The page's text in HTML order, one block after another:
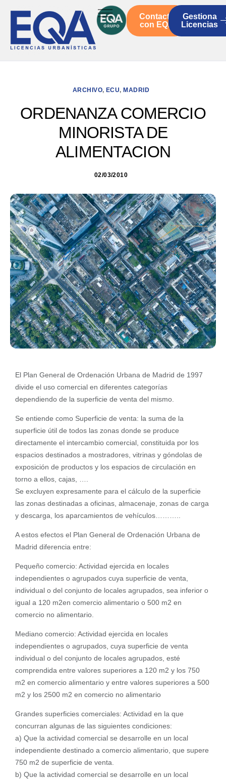
Inicio
Servicios
Quienes somos
Contacto
con EQA
Gestiona
Licencias
ARCHIVO, ECU, MADRID
ORDENANZA COMERCIO
MINORISTA DE
ALIMENTACION
02/03/2010
El Plan General de Ordenación Urbana de Madrid de 1997
divide el uso comercial en diferentes categorías
dependiendo de la superficie de venta del mismo.
Se entiende como Superficie de venta: la suma de la
superficie útil de todos las zonas donde se produce
directamente el intercambio comercial, constituida por los
espacios destinados a mostradores, vitrinas y góndolas de
exposición de productos y los espacios de circulación en
torno a ellos, cajas, ….
Se excluyen expresamente para el cálculo de la superficie
las zonas destinadas a oficinas, almacenaje, zonas de carga
y descarga, los aparcamientos de vehículos………..
A estos efectos el Plan General de Ordenación Urbana de
Madrid diferencia entre:
Pequeño comercio: Actividad ejercida en locales
independientes o agrupados cuya superficie de venta,
individual o del conjunto de locales agrupados, sea inferior o
igual a 120 m2en comercio alimentario o 500 m2 en
comercio no alimentario.
Mediano comercio: Actividad ejercida en locales
independientes o agrupados, cuya superficie de venta
individual o del conjunto de locales agrupados, esté
comprendida entre valores superiores a 120 m2 y los 750
m2 en comercio alimentario y entre valores superiores a 500
m2 y los 2500 m2 en comercio no alimentario
Grandes superficies comerciales: Actividad en la que
concurran algunas de las siguientes condiciones:
a) Que la actividad comercial se desarrolle en un local
independiente destinado a comercio alimentario, que supere
750 m2 de superficie de venta.
b) Que la actividad comercial se desarrolle en un local